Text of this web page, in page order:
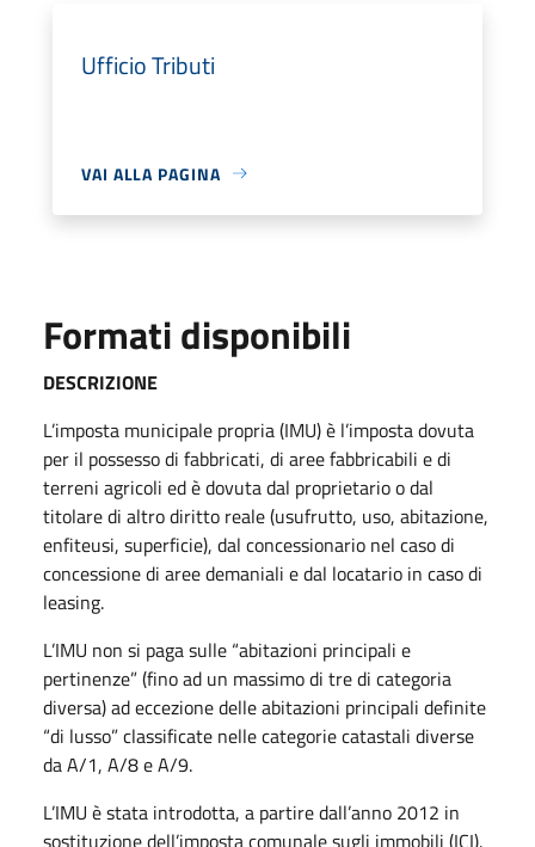
Ufficio Tributi
VAI ALLA PAGINA
Formati disponibili
DESCRIZIONE
L’imposta municipale propria (IMU) è l’imposta dovuta
per il possesso di fabbricati, di aree fabbricabili e di
terreni agricoli ed è dovuta dal proprietario o dal
titolare di altro diritto reale (usufrutto, uso, abitazione,
enfiteusi, superficie), dal concessionario nel caso di
concessione di aree demaniali e dal locatario in caso di
leasing.
L’IMU non si paga sulle “abitazioni principali e
pertinenze” (fino ad un massimo di tre di categoria
diversa) ad eccezione delle abitazioni principali definite
“di lusso” classificate nelle categorie catastali diverse
da A/1, A/8 e A/9.
L’IMU è stata introdotta, a partire dall’anno 2012 in
sostituzione dell’imposta comunale sugli immobili (ICI).